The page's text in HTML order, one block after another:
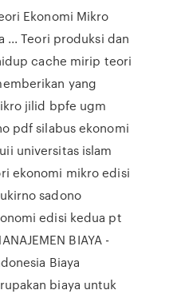
Ekonomi Mikro
... Teori produksi dan
cache mirip teori
yang
jilid bpfe ugm
pdf silabus ekonomi
universitas islam
ekonomi mikro edisi
sadono
edisi kedua pt
BIAYA -
Biaya
biaya untuk